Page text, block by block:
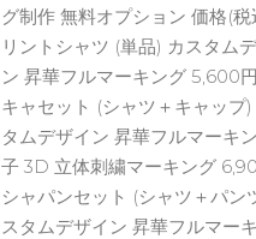
グ制作 無料オプション 価格(税
リントシャツ (単品) カスタム
ン 昇華フルマーキング 5,600
キャセット (シャツ＋キャップ)
タムデザイン 昇華フルマーキ
子 3D 立体刺繍マーキング
シャパンセット (シャツ＋パン
スタムデザイン 昇華フルマー